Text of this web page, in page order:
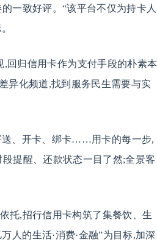
一致好评。“该平台不仅为持卡人
回归信用卡作为支付手段的朴素本
异化频道,找到服务民生需要与实
送、开卡、绑卡……用卡的每一步,
提醒、还款状态一目了然;全景客
托,招行信用卡构筑了集餐饮、生
人的生活·消费·金融”为目标,加深